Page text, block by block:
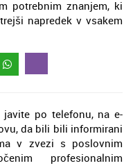
potrebnim znanjem, ki
napredek v vsakem
po telefonu, na e-
da bili bili informirani
v zvezi s poslovnim
profesionalnim